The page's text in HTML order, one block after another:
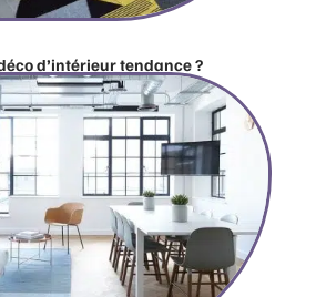
d’intérieur tendance ?